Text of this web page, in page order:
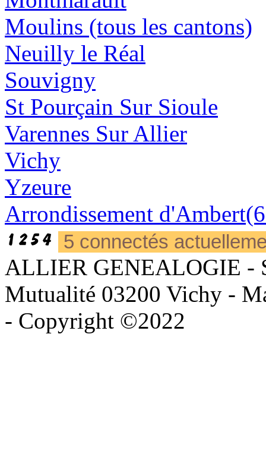
Moulins (tous les cantons)
Neuilly le Réal
Souvigny
St Pourçain Sur Sioule
Varennes Sur Allier
Vichy
Yzeure
Arrondissement
5 connectés
ALLIER GENEALOGIE -
Mutualité 03200 Vichy -
- Copyright ©2022